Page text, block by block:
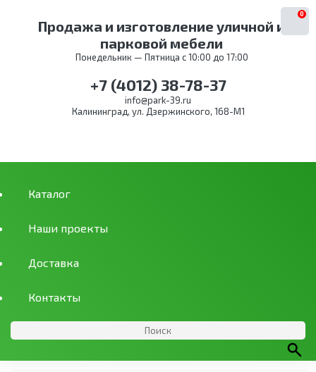
Продажа и изготовление уличной и
парковой мебели
Понедельник — Пятница с 10:00 до 17:00
0
+7 (4012) 38-78-37
info@park-39.ru
Калининград, ул. Дзержинского, 168-М1
Каталог
Наши проекты
Доставка
Контакты